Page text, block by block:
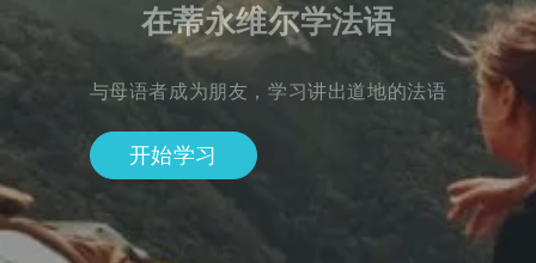
在蒂永维尔学法语
与母语者成为朋友，学习讲出道地的法语
开始学习